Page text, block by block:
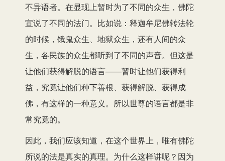
不异语者。在显现上暂时为了不同的众生，佛陀
宣说了不同的法门。比如说：释迦牟尼佛转法轮
的时候，饿鬼众生、地狱众生，还有人间的众
生，各民族的众生都听到了不同的声音。但这是
让他们获得解脱的语言——暂时让他们获得利
益，究竟让他们种下善根、获得解脱、获得成
佛，有这样的一种意义。所以世尊的语言都是非
常究竟的。
因此，我们应该知道，在这个世界上，唯有佛陀
所说的法是真实的真理。为什么这样讲呢？因为